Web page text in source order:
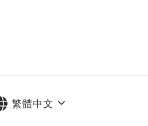
繁體中文